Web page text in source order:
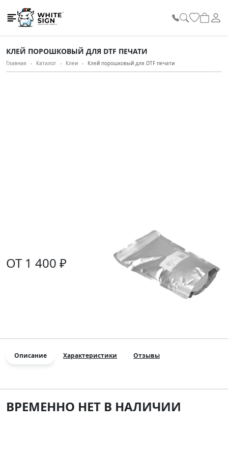
White Sign
КЛЕЙ ПОРОШКОВЫЙ ДЛЯ DTF ПЕЧАТИ
Главная Каталог Клеи Клей порошковый для DTF печати
ОТ 1 400 ₽
Описание Характеристики Отзывы
ВРЕМЕННО НЕТ В НАЛИЧИИ